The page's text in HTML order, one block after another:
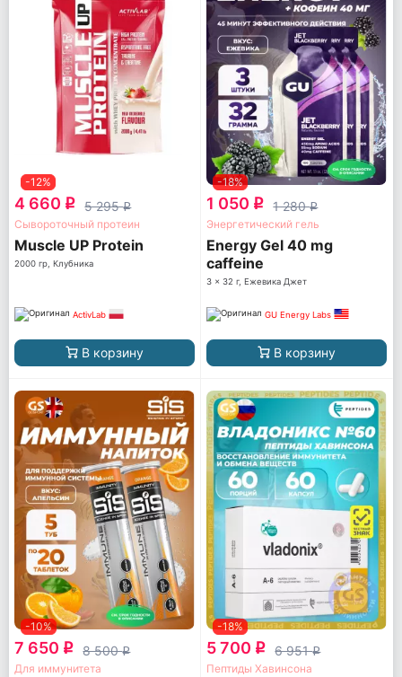
-12%
4 660 q 5 295q
Сывороточный протеин
Muscle UP Protein
2000 гр, Клубника
ActivLab
В корзину
-18%
1 050 q 1 280q
Энергетический гель
Energy Gel 40 mg
caffeine
3 x 32 г, Ежевика Джет
GU Energy Labs
В корзину
-10%
7 650 q 8 500q
Для иммунитета
-18%
5 700 q 6 951q
Пептиды Хавинсона